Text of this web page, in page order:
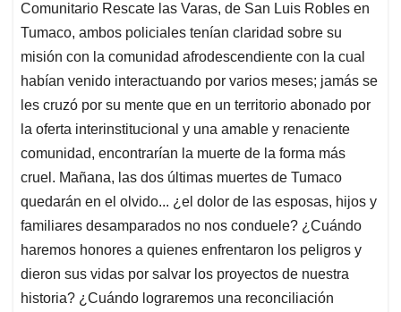
Comunitario Rescate las Varas, de San Luis Robles en
Tumaco, ambos policiales tenían claridad sobre su
misión con la comunidad afrodescendiente con la cual
habían venido interactuando por varios meses; jamás se
les cruzó por su mente que en un territorio abonado por
la oferta interinstitucional y una amable y renaciente
comunidad, encontrarían la muerte de la forma más
cruel. Mañana, las dos últimas muertes de Tumaco
quedarán en el olvido... ¿el dolor de las esposas, hijos y
familiares desamparados no nos conduele? ¿Cuándo
haremos honores a quienes enfrentaron los peligros y
dieron sus vidas por salvar los proyectos de nuestra
historia? ¿Cuándo lograremos una reconciliación